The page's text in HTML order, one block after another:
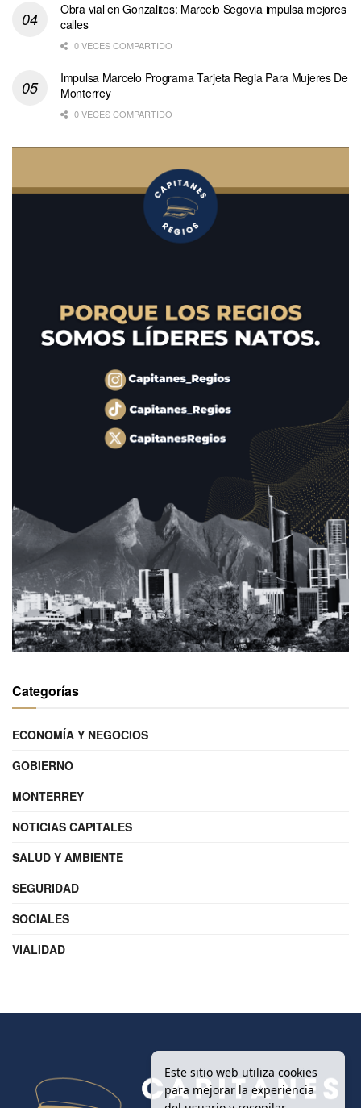
Obra vial en Gonzalitos: Marcelo Segovia impulsa mejores
calles
0 VECES COMPARTIDO
Impulsa Marcelo Programa Tarjeta Regia Para Mujeres De
Monterrey
0 VECES COMPARTIDO
Categorías
ECONOMÍA Y NEGOCIOS
GOBIERNO
MONTERREY
NOTICIAS CAPITALES
SALUD Y AMBIENTE
SEGURIDAD
SOCIALES
VIALIDAD
Este sitio web utiliza cookies
para mejorar la experiencia